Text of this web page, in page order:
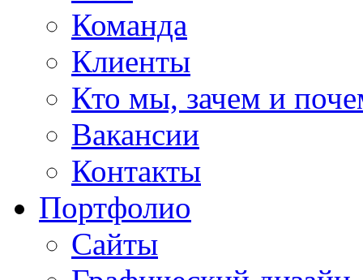
Команда
Клиенты
Кто мы, зачем и
Вакансии
Контакты
Портфолио
Сайты